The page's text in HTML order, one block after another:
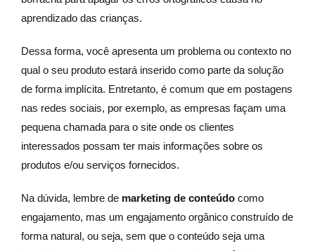
aprendizado das crianças.
Dessa forma, você apresenta um problema ou contexto no
qual o seu produto estará inserido como parte da solução
de forma implícita. Entretanto, é comum que em postagens
nas redes sociais, por exemplo, as empresas façam uma
pequena chamada para o site onde os clientes
interessados possam ter mais informações sobre os
produtos e/ou serviços fornecidos.
Na dúvida, lembre de marketing de conteúdo como
engajamento, mas um engajamento orgânico construído de
forma natural, ou seja, sem que o conteúdo seja uma